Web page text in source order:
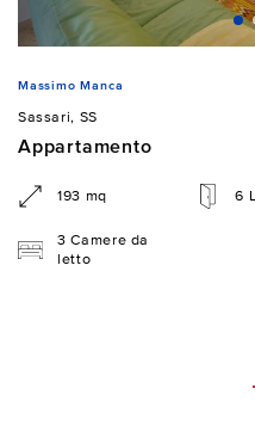
Massimo Manca
Sassari, SS
Appartamento
193 mq 6
3 Camere da
letto